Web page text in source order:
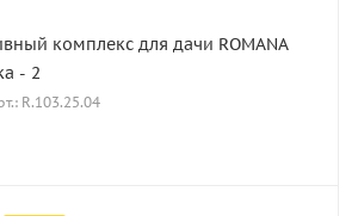
комплекс для дачи ROMANA
- 2
R.103.25.04